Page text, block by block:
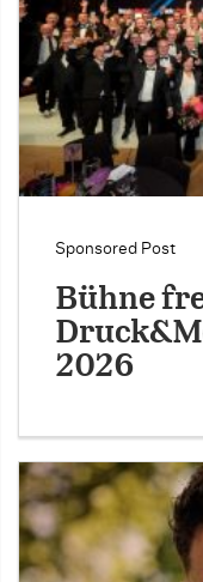
Sponsored Post
Bühne
2026